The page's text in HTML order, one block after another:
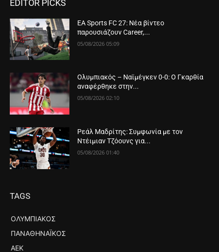
EDITOR PICKS
EA Sports FC 27: Νέα βίντεο
παρουσιάζουν Career,...
05/08/2026 05:09
Ολυμπιακός – Ναϊμέγκεν 0-0: Ο Γκαρθία
αναφέρθηκε στην...
05/08/2026 02:10
Ρεάλ Μαδρίτης: Συμφωνία με τον
Ντέιμιαν Τζόουνς για...
05/08/2026 01:40
TAGS
ΟΛΥΜΠΙΑΚΌΣ
ΠΑΝΑΘΗΝΑΪΚΌΣ
ΑΕΚ